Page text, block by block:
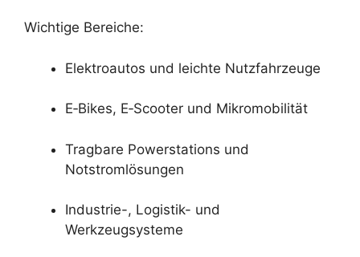
Wichtige Bereiche:
Elektroautos und leichte Nutzfahrzeuge
E‑Bikes, E‑Scooter und Mikromobilität
Tragbare Powerstations und
Notstromlösungen
Industrie-, Logistik- und
Werkzeugsysteme